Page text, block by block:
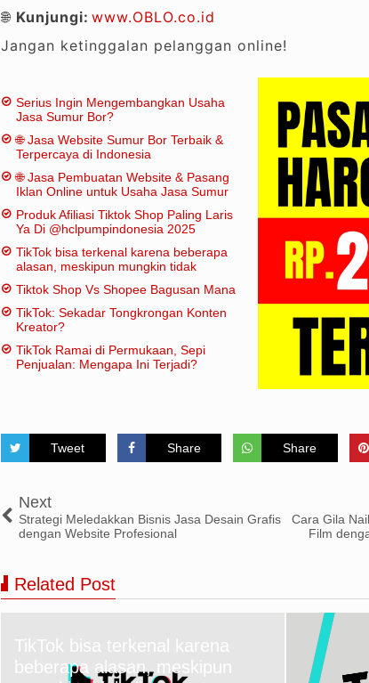
🌐 Kunjungi: www.OBLO.co.id
Jangan ketinggalan pelanggan online!
Serius Ingin Mengembangkan Usaha
Jasa Sumur Bor?
🌐 Jasa Website Sumur Bor Terbaik &
Terpercaya di Indonesia
🌐 Jasa Pembuatan Website & Pasang
Iklan Online untuk Usaha Jasa Sumur
Produk Afiliasi Tiktok Shop Paling Laris
Ya Di @hclpumpindonesia 2025
TikTok bisa terkenal karena beberapa
alasan, meskipun mungkin tidak
tradisional:
Tiktok Shop Vs Shopee Bagusan Mana
TikTok: Sekadar Tongkrongan Konten
Kreator?
TikTok Ramai di Permukaan, Sepi
Penjualan: Mengapa Ini Terjadi?
Tweet Share Share
Next
Strategi Meledakkan Bisnis Jasa Desain Grafis
dengan Website Profesional
Cara Gila
Film
Related Post
TikTok bisa terkenal karena
beberapa alasan, meskipun